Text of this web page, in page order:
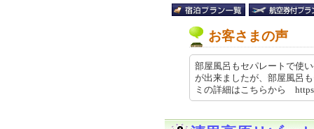
お客さまの声
部屋風呂もセパレートで使
が出来ましたが、部屋風呂
ミの詳細はこちらから